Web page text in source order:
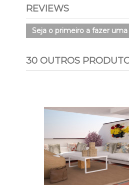
REVIEWS
Seja o primeiro a fazer uma
30 OUTROS